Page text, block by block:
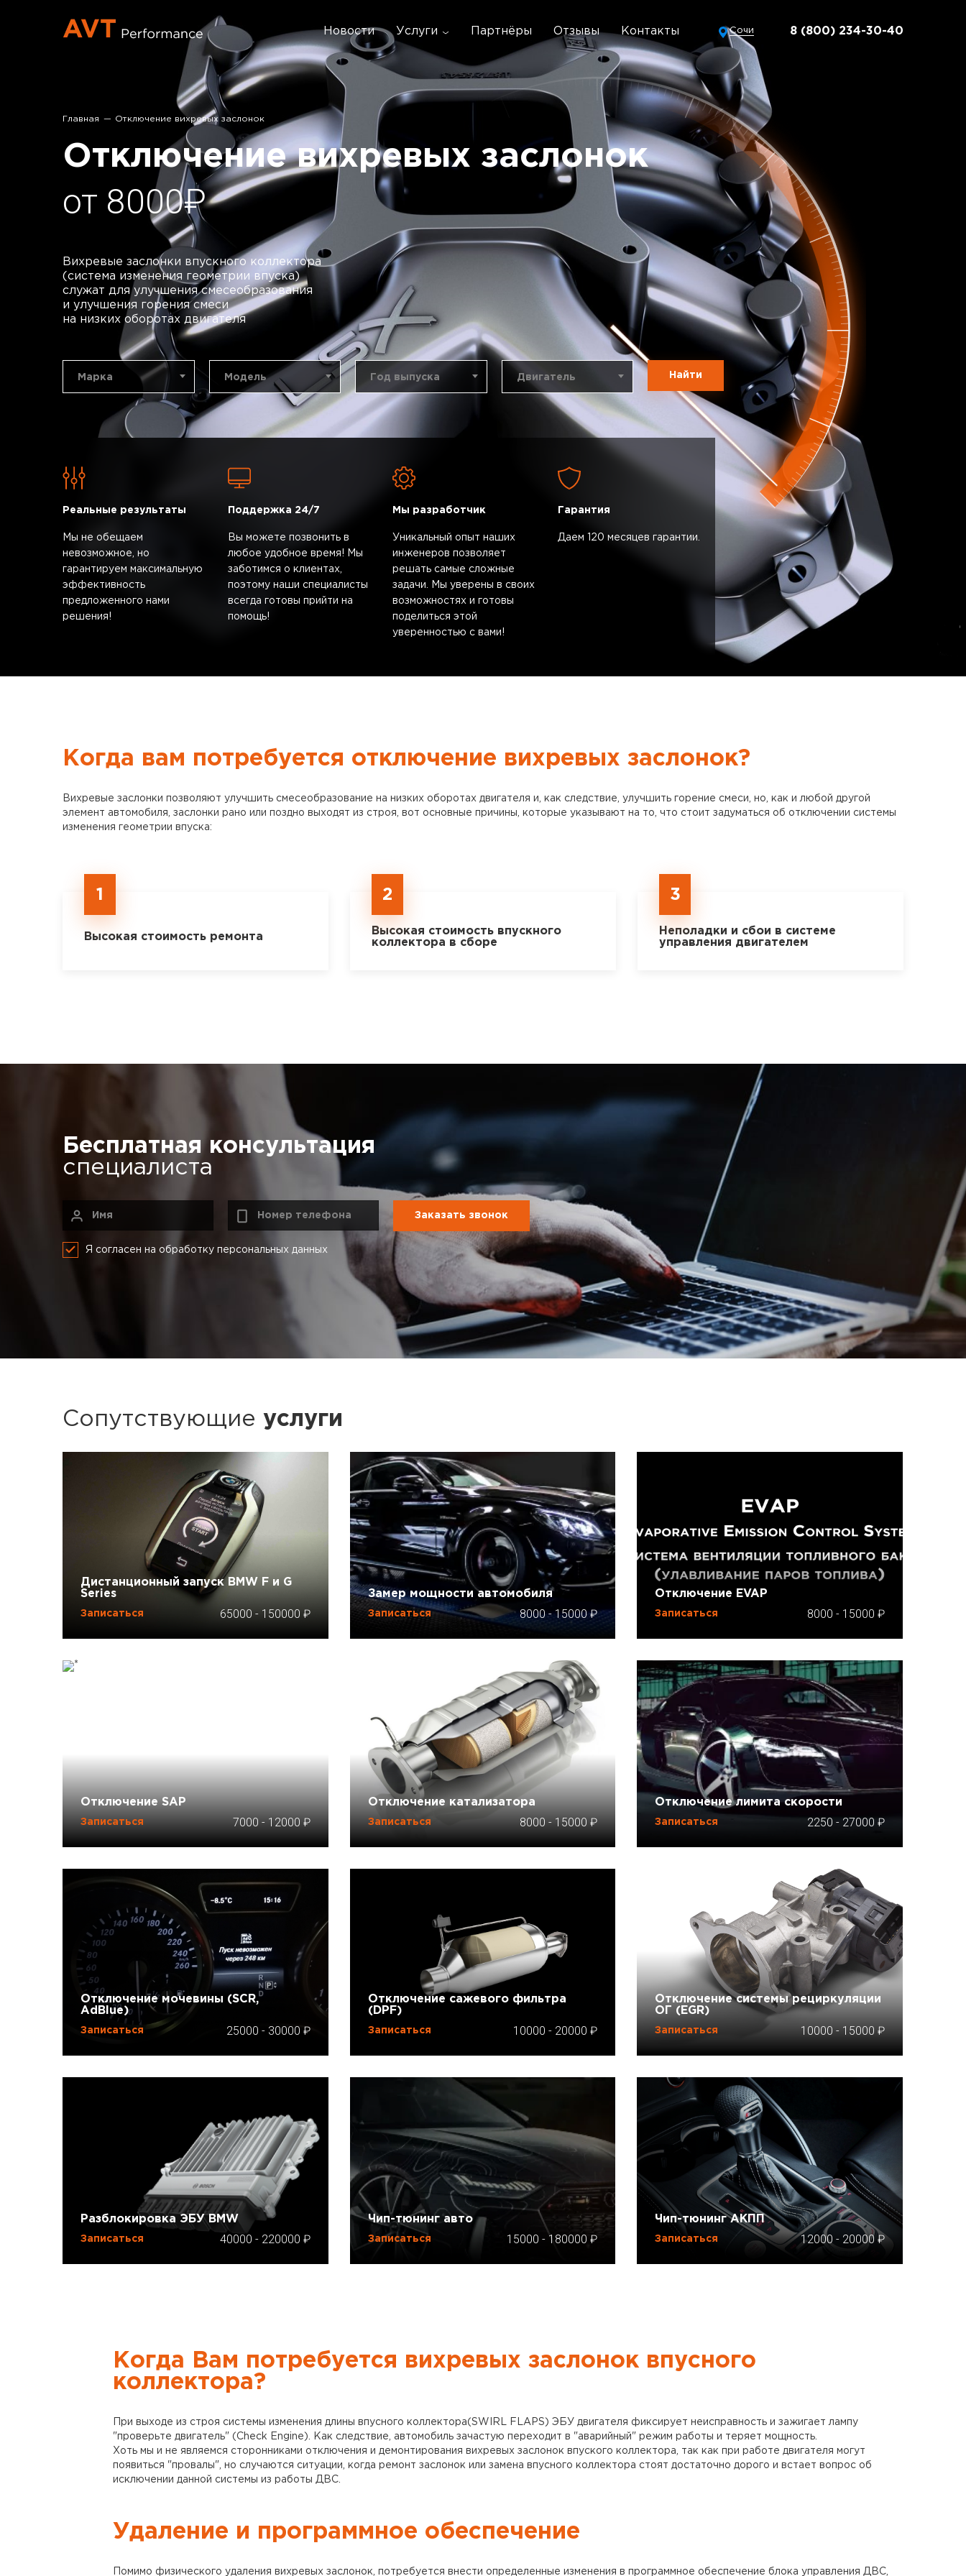
Новости Услуги Партнёры Отзывы Контакты Сочи 8 (800) 234-30-40
Главная Отключение вихревых заслонок
Отключение вихревых заслонок
от 8000₽
Вихревые заслонки впускного коллектора
(система изменения геометрии впуска)
служат для улучшения смесеобразования
и улучшения горения смеси
на низких оборотах двигателя
Марка Модель Год выпуска Двигатель Найти
Реальные результаты
Мы не обещаем
невозможное, но
гарантируем максимальную
эффективность
предложенного нами
решения!
Поддержка 24/7
Вы можете позвонить в
любое удобное время! Мы
заботимся о клиентах,
поэтому наши специалисты
всегда готовы прийти на
помощь!
Мы разработчик
Уникальный опыт наших
инженеров позволяет
решать самые сложные
задачи. Мы уверены в своих
возможностях и готовы
поделиться этой
уверенностью с вами!
Гарантия
Даем 120 месяцев гарантии.
Когда вам потребуется отключение вихревых заслонок?
Вихревые заслонки позволяют улучшить смесеобразование на низких оборотах двигателя и, как следствие, улучшить горение смеси, но, как и любой другой
элемент автомобиля, заслонки рано или поздно выходят из строя, вот основные причины, которые указывают на то, что стоит задуматься об отключении системы
изменения геометрии впуска:
1
Высокая стоимость ремонта
2
Высокая стоимость впускного
коллектора в сборе
3
Неполадки и сбои в системе
управления двигателем
Бесплатная консультация
специалиста
Я согласен на обработку персональных данных
Сопутствующие услуги
Дистанционный запуск BMW F и G
Series
Записаться 65000 - 150000
Замер мощности автомобиля
Записаться 8000-15000
Отключение EVAP
Записаться 8000 - 15000
Отключение SAP
Записаться 7000-12000
Отключение катализатора
Записаться 8000-15000
Отключение лимита скорости
Записаться 2250 - 27000
Отключение мочевины (SCR,
AdBlue)
Записаться 25000 - 30000
Отключение сажевого фильтра
(DPF)
Записаться 10000- 20000
Отключение системы рециркуляции
ОГ (EGR)
Записаться 10000 - 15000
Разблокировка ЭБУ BMW
Записаться 40000 - 220000
Чип-тюнинг авто
Записаться 15000-180000
Чип-тюнинг АКПП
Записаться 12000 - 20000
Когда Вам потребуется вихревых заслонок впусного
коллектора?
При выходе из строя системы изменения длины впусного коллектора(SWIRL FLAPS) ЭБУ двигателя фиксирует неисправность и зажигает лампу
"проверьте двигатель" (Check Engine). Как следствие, автомобиль зачастую переходит в "аварийный" режим работы и теряет мощность.
Хоть мы и не являемся сторонниками отключения и демонтирования вихревых заслонок впуского коллектора, так как при работе двигателя могут
появиться "провалы", но случаются ситуации, когда ремонт заслонок или замена впусного коллектора стоят достаточно дорого и встает вопрос об
исключении данной системы из работы ДВС.
Удаление и программное обеспечение
Помимо физического удаления вихревых заслонок, потребуется внести определенные изменения в программное обеспечение блока управления ДВС,